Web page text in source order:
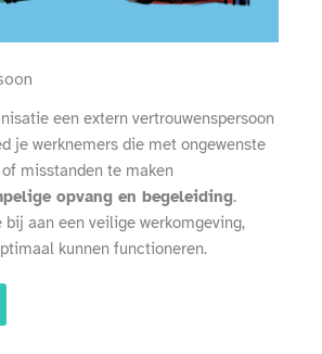
een extern vertrouwenspersoon
je werknemers die met ongewenste
misstanden te maken
opvang en begeleiding.
bij aan een veilige werkomgeving,
kunnen functioneren.